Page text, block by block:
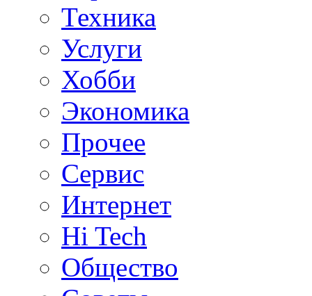
Техника
Услуги
Хобби
Экономика
Прочее
Сервис
Интернет
Hi Tech
Общество